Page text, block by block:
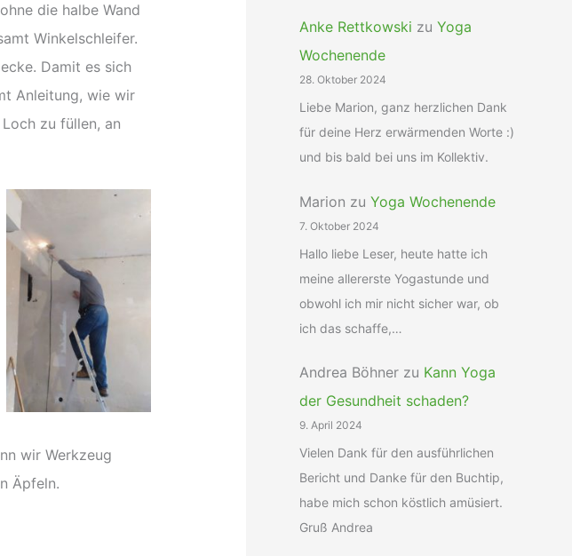
die halbe Wand
Winkelschleifer.
Damit es sich
Anleitung, wie wir
zu füllen, an
wir Werkzeug
Äpfeln.
Anke Rettkowski zu Yoga
Wochenende
28. Oktober 2024
Liebe Marion, ganz herzlichen Dank
für deine Herz erwärmenden Worte :)
und bis bald bei uns im Kollektiv.
Marion zu Yoga Wochenende
7. Oktober 2024
Hallo liebe Leser, heute hatte ich
meine allererste Yogastunde und
obwohl ich mir nicht sicher war, ob
ich das schaffe,…
Andrea Böhner zu Kann Yoga
der Gesundheit schaden?
9. April 2024
Vielen Dank für den ausführlichen
Bericht und Danke für den Buchtip,
habe mich schon köstlich amüsiert.
Gruß Andrea